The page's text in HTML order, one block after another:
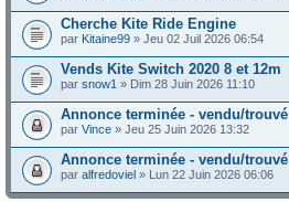
Cherche Kite Ride Engine
par Kitaine99 » Jeu 02 Juil 2026 06:54
Vends Kite Switch 2020 8 et 12m
par snow1 » Dim 28 Juin 2026 11:10
Annonce terminée - vendu/trouvé
par Vince » Jeu 25 Juin 2026 13:32
Annonce terminée - vendu/trouvé
par alfredoviel » Lun 22 Juin 2026 06:06